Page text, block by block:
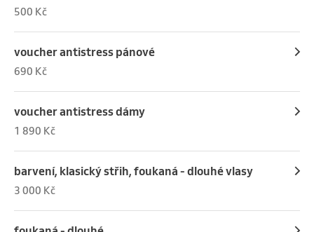
500 Kč
voucher antistress pánové
690 Kč
voucher antistress dámy
1 890 Kč
barvení, klasický střih, foukaná - dlouhé vlasy
3 000 Kč